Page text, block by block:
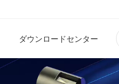
ダウンロードセンター